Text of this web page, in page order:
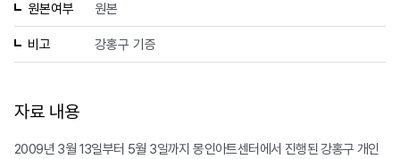
원본여부 원본
비고 강홍구 기증
자료 내용
2009년 3월 13일부터 5월 3일까지 몽인아트센터에서 진행된 강홍구 개인